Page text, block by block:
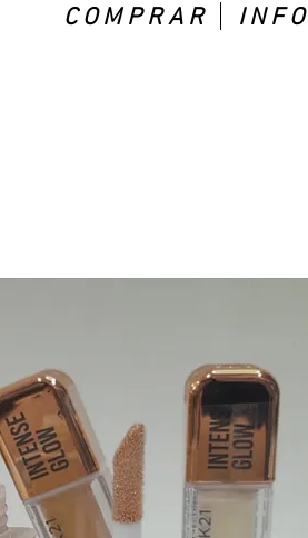
C O M P R A R I N F